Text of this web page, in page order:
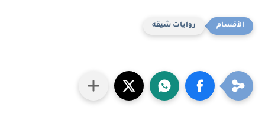
روايات شيقه